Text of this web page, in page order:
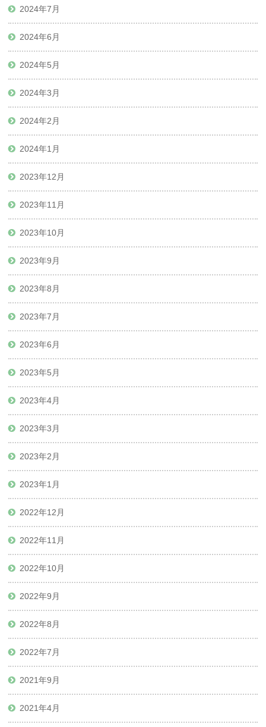
2024年7月
2024年6月
2024年5月
2024年3月
2024年2月
2024年1月
2023年12月
2023年11月
2023年10月
2023年9月
2023年8月
2023年7月
2023年6月
2023年5月
2023年4月
2023年3月
2023年2月
2023年1月
2022年12月
2022年11月
2022年10月
2022年9月
2022年8月
2022年7月
2021年9月
2021年4月